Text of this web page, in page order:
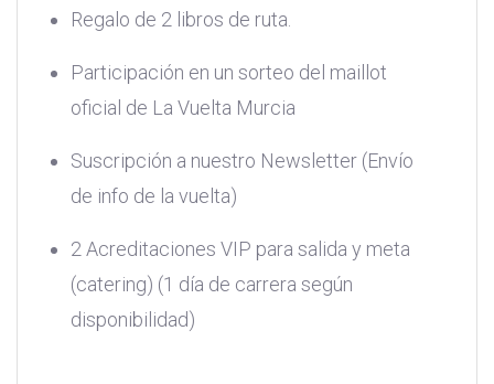
Regalo de 2 libros de ruta.
Participación en un sorteo del maillot
oficial de La Vuelta Murcia
Suscripción a nuestro Newsletter (Envío
de info de la vuelta)
2 Acreditaciones VIP para salida y meta
(catering) (1 día de carrera según
disponibilidad)